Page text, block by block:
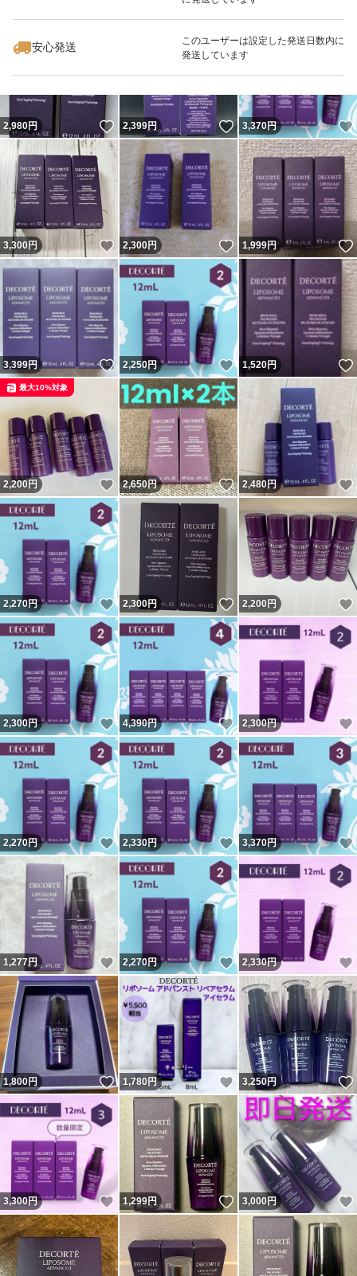
安心発送
このユーザーは設定した発送日数内に
発送しています
いいね！
2,800
2,980円 いいね！
2,399円 いいね！
3,370円
3,300円 いいね！
2,300円 いいね！
1,999円
3,399円 いいね！
2,250円 いいね！
1,520円
2,200円 いいね！
最大10%対象
2,650円 いいね！
2,480円
2,270円 いいね！
2,300円 いいね！
2,200円
2,300円 いいね！
4,390円 いいね！
2,300円
2,270円 いいね！
2,330円 いいね！
3,370円
1,277円 いいね！
2,270円 いいね！
2,330円
1,800円 いいね！
1,780円 いいね！
3,250円
3,300円 いいね！
1,299円 いいね！
3,000円